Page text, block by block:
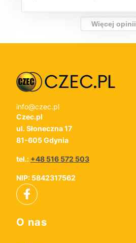
Więcej opinii
info@czec.pl
Czec.pl
ul. Słoneczna 17
81-605 Gdynia
tel.: +48 516 572 503
NIP: 5842317562
Linki w stopce
O nas